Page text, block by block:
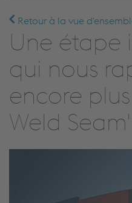
Retour à la vue
Une étape
qui nous
encore
Weld